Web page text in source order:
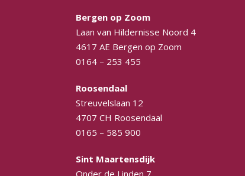
Bergen op Zoom
Laan van Hildernisse Noord 4
4617 AE Bergen op Zoom
0164 – 253 455
Roosendaal
Streuvelslaan 12
4707 CH Roosendaal
0165 – 585 900
Sint Maartensdijk